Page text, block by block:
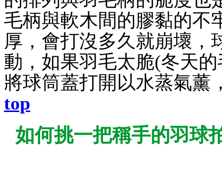
毛柄與軟木間的膠黏的不
厚，會打沒多久就崩壞，
動，如果羽毛太脆(冬天
將球筒蓋打開以水蒸氣
top
如何挑一把稱手的羽球